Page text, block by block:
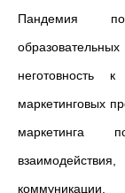
Пандемия
неготовность
маркетинговых
маркетинга
коммуникации.